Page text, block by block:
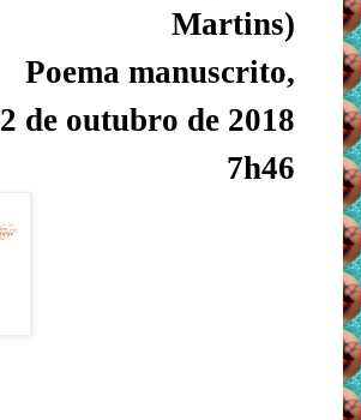
Martins)
Poema manuscrito,
de outubro de 2018
7h46